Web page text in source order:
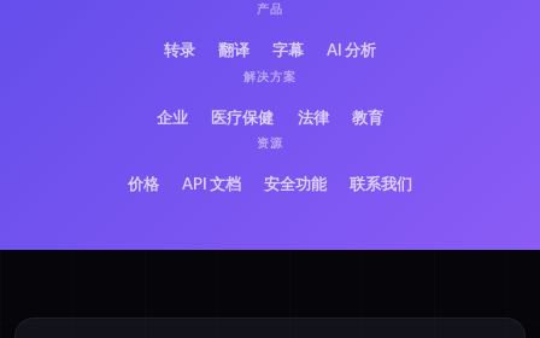
产品
转录 翻译 字幕 AI 分析
解决方案
企业 医疗保健 法律 教育
资源
价格 API 文档 安全功能 联系我们